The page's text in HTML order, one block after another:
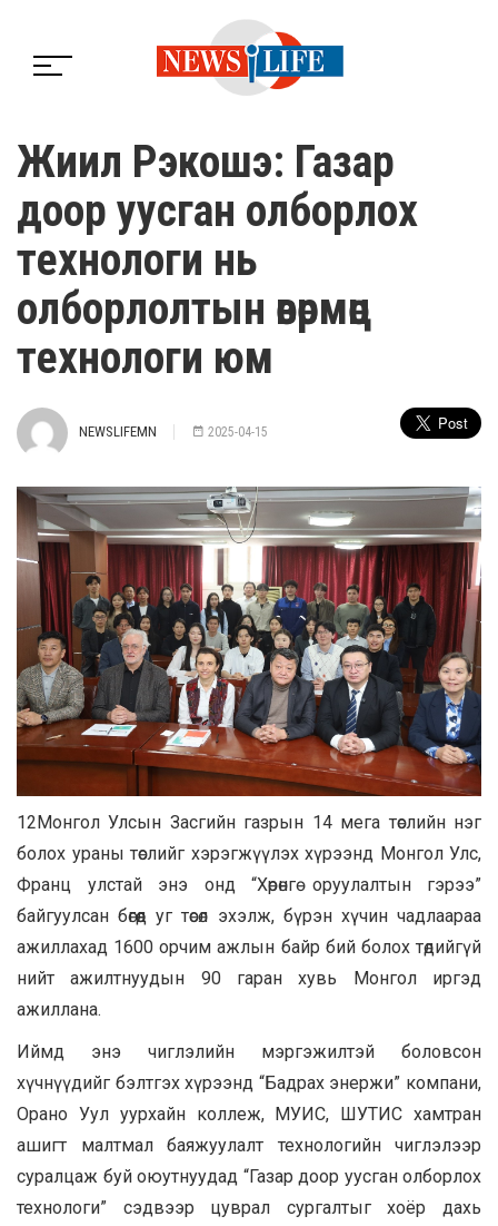
Жиил Рэкошэ: Газар
доор уусган олборлох
технологи нь
олборлолтын өвөрмөц
технологи юм
NEWSLIFEMN 2025-04-15
12Монгол Улсын Засгийн газрын 14 мега төслийн нэг
болох ураны төслийг хэрэгжүүлэх хүрээнд Монгол Улс,
Франц улстай энэ онд “Хөрөнгө оруулалтын гэрээ”
байгуулсан бөгөөд уг төсөл эхэлж, бүрэн хүчин чадлаараа
ажиллахад 1600 орчим ажлын байр бий болох төдийгүй
нийт ажилтнуудын 90 гаран хувь Монгол иргэд
ажиллана.
Иймд энэ чиглэлийн мэргэжилтэй боловсон
хүчнүүдийг бэлтгэх хүрээнд “Бадрах энержи” компани,
Орано Уул уурхайн коллеж, МУИС, ШУТИС хамтран
ашигт малтмал баяжуулалт технологийн чиглэлээр
суралцаж буй оюутнуудад “Газар доор уусган олборлох
технологи” сэдвээр цуврал сургалтыг хоёр дахь